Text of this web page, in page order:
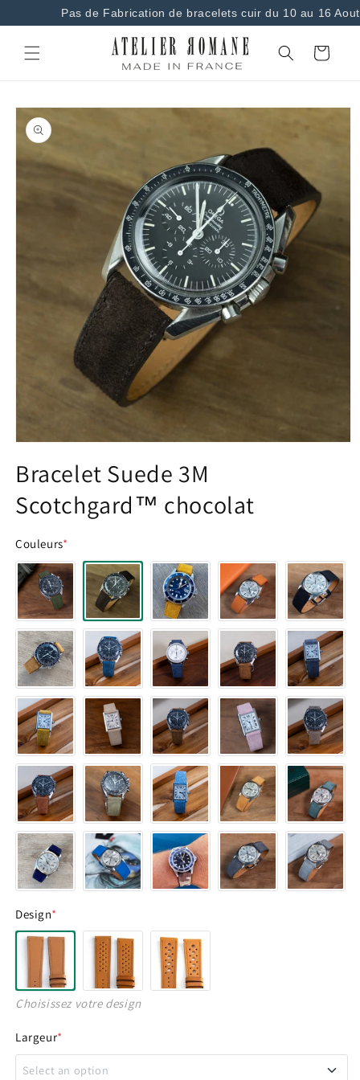
Pas de Fabrication de bracelets cuir du 10 au 16
contenu
Panier
Passer aux
informations
produits
média
1
dans
une
Bracelet Suede 3M
Scotchgard™ chocolat
Couleurs*
Design*
Choisissez votre design
Largeur*
Select an option